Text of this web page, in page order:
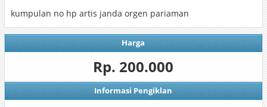
kumpulan no hp artis janda orgen pariaman
Harga
Rp. 200.000
Informasi Pengiklan